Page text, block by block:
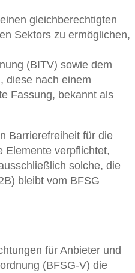
gleichberechtigten
Sektors zu ermöglichen,
(BITV) sowie dem
diese nach einem
Fassung, bekannt als
Barrierefreiheit für die
Elemente verpflichtet,
solche, die
bleibt vom BFSG
für Anbieter und
(BFSG-V) die